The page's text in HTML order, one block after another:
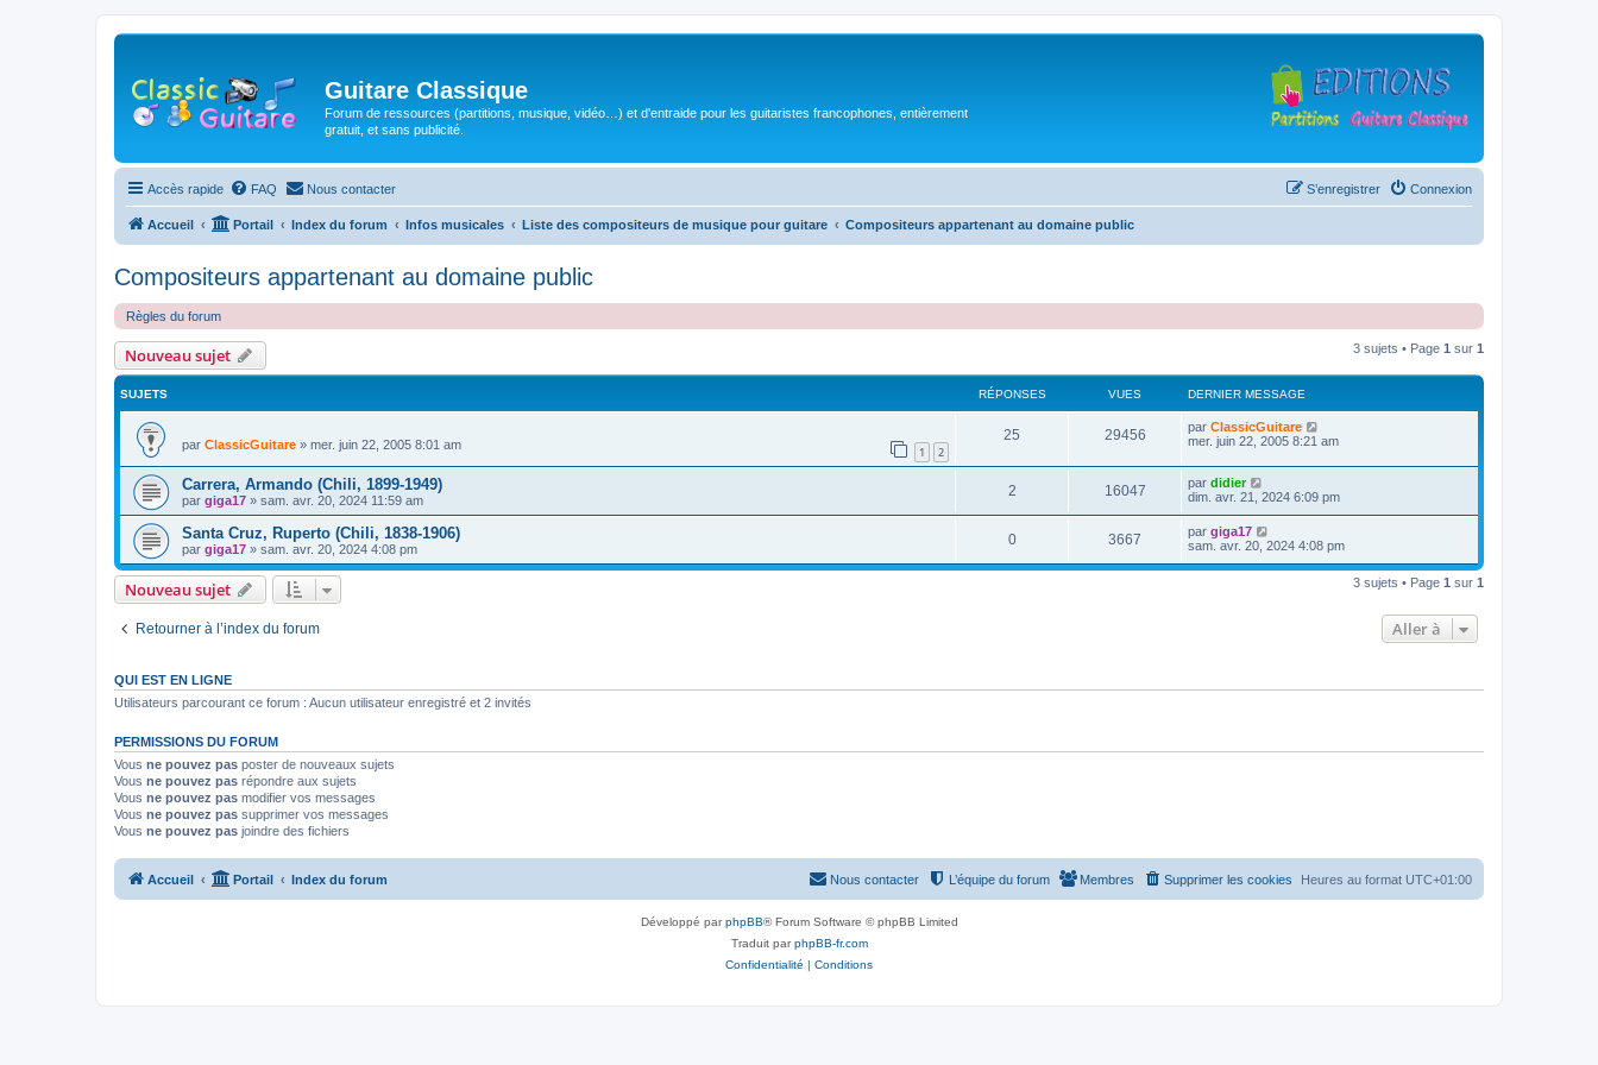
Guitare Classique
Forum de ressources (partitions, musique, vidéo…) et d'entraide pour les guitaristes francophones, entièrement
gratuit, et sans publicité.
Accès rapide FAQ Nous contacter Connexion
S’enregistrer
Accueil Portail Index du forum Infos musicales Liste des compositeurs de musique pour guitare Compositeurs appartenant au domaine public
Compositeurs appartenant au domaine public
Règles du forum
Nouveau sujet 3 sujets • Page 1 sur 1
SUJETS RÉPONSES VUES DERNIER MESSAGE
par ClassicGuitare » mer. juin 22, 2005 8:01 am 1 2
25
é
29456V
u
D
e
n
i
e
e
s
s
par ClassicGuitare
mer. juin 22, 2005 8:21 am
Carrera, Armando (Chili, 1899-1949)
par giga17 » sam. avr. 20, 2024 11:59 am
2R
é
16047V
u
D
e
i
e
r
par didier
dim. avr. 21, 2024 6:09 pm
Santa Cruz, Ruperto (Chili, 1838-1906)
par giga17 » sam. avr. 20, 2024 4:08 pm
0R
é
s
s
3667
u
D
e
n
a
par giga17
sam. avr. 20, 2024 4:08 pm
Nouveau sujet 3 sujets • Page 1 sur 1
Retourner à l’index du forum Aller à
QUI EST EN LIGNE
Utilisateurs parcourant ce forum : Aucun utilisateur enregistré et 2 invités
PERMISSIONS DU FORUM
Vous ne pouvez pas poster de nouveaux sujets
Vous ne pouvez pas répondre aux sujets
Vous ne pouvez pas modifier vos messages
Vous ne pouvez pas supprimer vos messages
Vous ne pouvez pas joindre des fichiers
Accueil Portail Index du forum Heures au format UTC+01:00
Supprimer les cookies
Membres
L’équipe du forum
Nous contacter
Développé parphpBB® Forum Software © phpBB Limited
Traduit parphpBB-fr.com
Confidentialité | Conditions